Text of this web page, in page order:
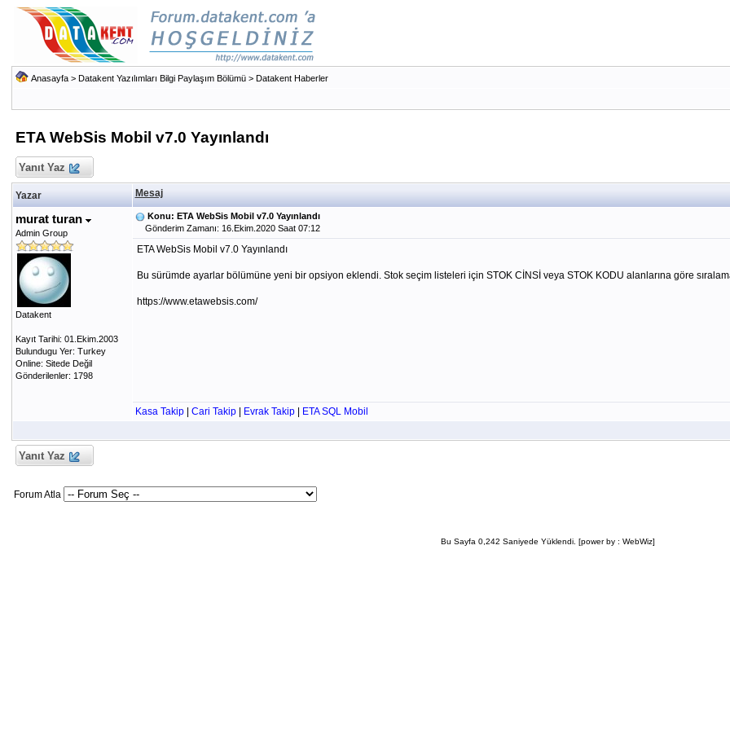
Anasayfa> Datakent Yazılımları Bilgi Paylaşım Bölümü> Datakent Haberler
ETA WebSis Mobil v7.0 Yayınlandı
Yanıt Yaz
Yazar Mesaj
murat turan
Admin Group
Datakent
Kayıt Tarihi: 01.Ekim.2003
Bulundugu Yer: Turkey
Online: Sitede Değil
Gönderilenler: 1798
Konu: ETA WebSis Mobil v7.0 Yayınlandı
Gönderim Zamanı: 16.Ekim.2020 Saat 07:12
ETA WebSis Mobil v7.0 Yayınlandı
Bu sürümde ayarlar bölümüne yeni bir opsiyon eklendi. Stok seçim listeleri için STOK CİNSİ veya STOK KODU alanlarına göre
https://www.etawebsis.com/
Kasa Takip| Cari Takip| Evrak Takip| ETA SQL Mobil
Yanıt Yaz
Forum Atla
Bu Sayfa 0,242 Saniyede Yüklendi. [power by : WebWiz]